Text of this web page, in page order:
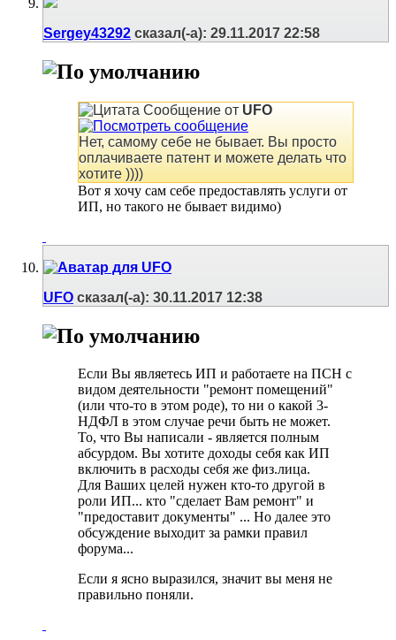
Sergey43292 сказал(-а): 29.11.2017 22:58
Сообщение от UFO
Нет, самому себе не бывает. Вы просто
оплачиваете патент и можете делать что
хотите ))))
Вот я хочу сам себе предоставлять услуги от
ИП, но такого не бывает видимо)
UFO сказал(-а): 30.11.2017 12:38
Если Вы являетесь ИП и работаете на ПСН с
видом деятельности "ремонт помещений"
(или что-то в этом роде), то ни о какой 3-
НДФЛ в этом случае речи быть не может.
То, что Вы написали - является полным
абсурдом. Вы хотите доходы себя как ИП
включить в расходы себя же физ.лица.
Для Ваших целей нужен кто-то другой в
роли ИП... кто "сделает Вам ремонт" и
"предоставит документы" ... Но далее это
обсуждение выходит за рамки правил
форума...
Если я ясно выразился, значит вы меня не
правильно поняли.